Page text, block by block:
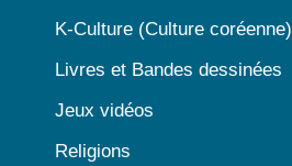
K-Culture (Culture coréenne)
Livres et Bandes dessinées
Jeux vidéos
Religions